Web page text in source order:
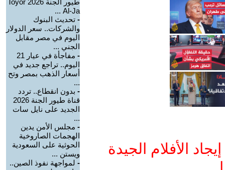
الأفلام الجيدة
طيور الجنة 2026 Toyor
Al-Ja ...
- تحديث البنوك
والشركات.. سعر الدولار
اليوم في مصر مقابل
الجني ...
-
مفاجأة في عيار 21
اليوم.. تراجع جديد في
أسعار الذهب بمصر وتح
...
- بدون انقطاع.. تردد
قناة طيور الجنة 2026
الجديد على نايل سات
...
- مجلس الأمن يدين
الهجمات الصاروخية
الحوثية على السعودية
ويستن ...
- لمواجهة نفوذ الصين..